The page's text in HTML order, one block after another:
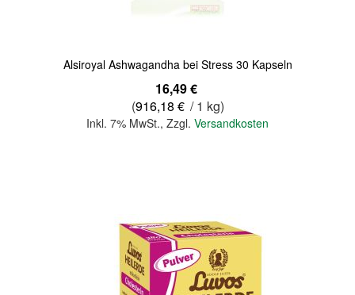
Alsiroyal Ashwagandha bei Stress 30 Kapseln
16,49 €
(916,18 € / 1 kg)
Inkl. 7% MwSt., Zzgl. Versandkosten